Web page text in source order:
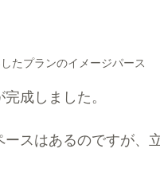
たプランのイメージパース
成しました。
スはあるのですが、